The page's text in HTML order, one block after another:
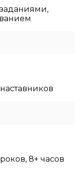
8+ часов